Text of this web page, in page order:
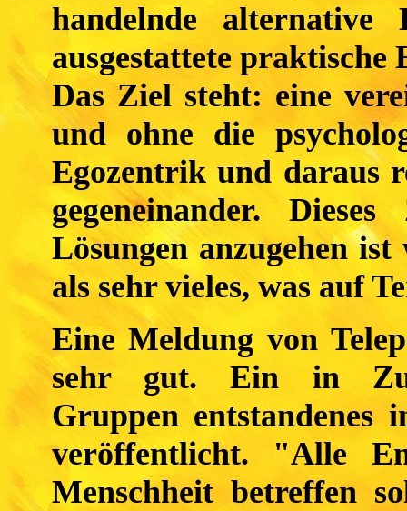
handelnde alternative
ausgestattete
Das Ziel steht: eine
und ohne die
Egozentrik und daraus
gegeneinander.
Lösungen anzugehen
als sehr vieles, was auf
Eine Meldung von
sehr gut. Ein in
Gruppen entstandenes
veröffentlicht. "Alle
Menschheit betreffen